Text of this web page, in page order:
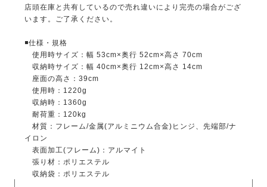
店頭在庫と共有しているので売れ違いにより完売の場合がござ
います。ご了承ください。
◾️仕様・規格
使用時サイズ：幅 53cm×奥行 52cm×高さ 70cm
収納時サイズ：幅 40cm×奥行 12cm×高さ 14cm
座面の高さ：39cm
使用時：1220g
収納時：1360g
耐荷重：120kg
材質：フレーム/金属(アルミニウム合金)ヒンジ、先端部/ナ
イロン
表面加工(フレーム)：アルマイト
張り材：ポリエステル
収納袋：ポリエステル